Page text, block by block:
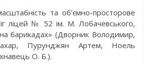
та об’ємно-просторове
ліцей № 52 ім. М. Лобачевського,
на барикадах» (Дворник Володимир,
Пурунджян Артем, Ноель
О. Б.).